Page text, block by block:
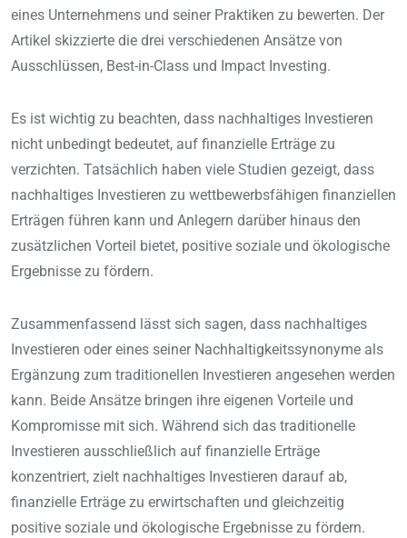
eines Unternehmens und seiner Praktiken zu bewerten. Der
Artikel skizzierte die drei verschiedenen Ansätze von
Ausschlüssen, Best-in-Class und Impact Investing.
Es ist wichtig zu beachten, dass nachhaltiges Investieren
nicht unbedingt bedeutet, auf finanzielle Erträge zu
verzichten. Tatsächlich haben viele Studien gezeigt, dass
nachhaltiges Investieren zu wettbewerbsfähigen finanziellen
Erträgen führen kann und Anlegern darüber hinaus den
zusätzlichen Vorteil bietet, positive soziale und ökologische
Ergebnisse zu fördern.
Zusammenfassend lässt sich sagen, dass nachhaltiges
Investieren oder eines seiner Nachhaltigkeitssynonyme als
Ergänzung zum traditionellen Investieren angesehen werden
kann. Beide Ansätze bringen ihre eigenen Vorteile und
Kompromisse mit sich. Während sich das traditionelle
Investieren ausschließlich auf finanzielle Erträge
konzentriert, zielt nachhaltiges Investieren darauf ab,
finanzielle Erträge zu erwirtschaften und gleichzeitig
positive soziale und ökologische Ergebnisse zu fördern.